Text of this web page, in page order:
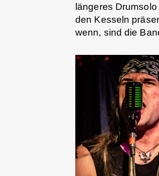
längeres
den Kesseln
wenn, sind die